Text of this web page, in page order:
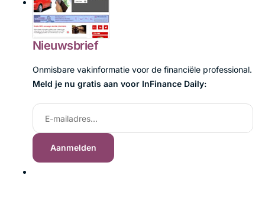
Nieuwsbrief
Onmisbare vakinformatie voor de financiële professional.
Meld je nu gratis aan voor InFinance Daily: